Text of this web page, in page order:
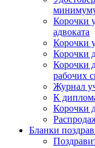
Корочки
адвоката
Корочки
Корочки
Корочки
рабочих
Журнал
К
Корочки
Бланки